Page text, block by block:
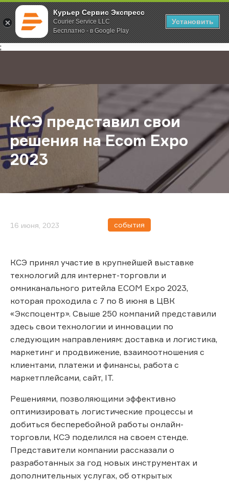
Курьер Сервис Экспресс
Courier Service LLC
Бесплатно - в Google Play
Установить
;
Главная О компании Новости КСЭ представил свои решения на
КСЭ представил свои
решения на Ecom Expo
2023
16 июня, 2023 события
КСЭ принял участие в крупнейшей выставке
технологий для интернет-торговли и
омниканального ритейла ECOM Expo 2023,
которая проходила с 7 по 8 июня в ЦВК
«Экспоцентр». Свыше 250 компаний представили
здесь свои технологии и инновации по
следующим направлениям: доставка и логистика,
маркетинг и продвижение, взаимоотношения с
клиентами, платежи и финансы, работа с
маркетплейсами, сайт, IT.
Решениями, позволяющими эффективно
оптимизировать логистические процессы и
добиться бесперебойной работы онлайн-
торговли, КСЭ поделился на своем стенде.
Представители компании рассказали о
разработанных за год новых инструментах и
дополнительных услугах, об открытых